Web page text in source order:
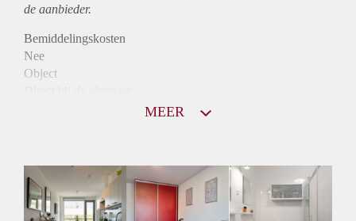
de aanbieder.
Bemiddelingskosten
Nee
Object
Huurtoeslag
Mogelijk
Inkomen eis
MEER